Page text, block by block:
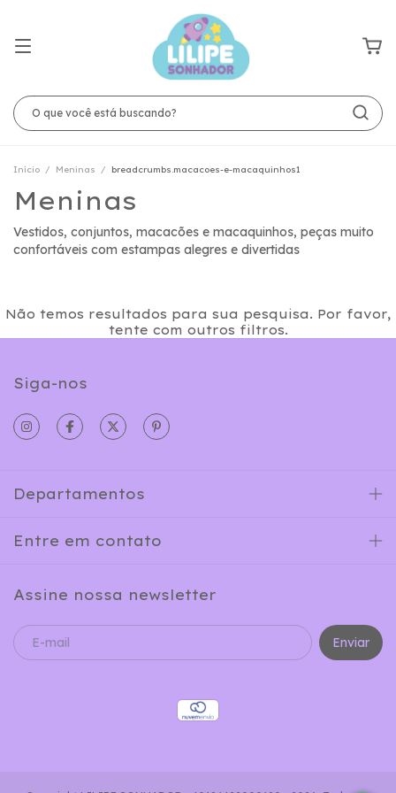
Início / Meninas / breadcrumbs.macacoes-e-macaquinhos1
Meninas
Vestidos, conjuntos, macacões e macaquinhos, peças muito
confortáveis com estampas alegres e divertidas
Não temos resultados para sua pesquisa. Por favor,
tente com outros filtros.
Siga-nos
Departamentos
Entre em contato
Assine nossa newsletter